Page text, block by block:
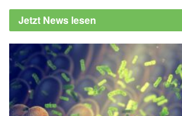
Gesundheitsberatung
Vorsicht: heiß und fettig!,
Jetzt News lesen